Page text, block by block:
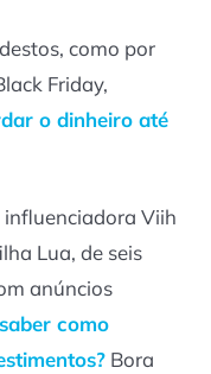
como por
Friday,
o dinheiro até
influenciadora Viih
Lua, de seis
anúncios
como
Bora